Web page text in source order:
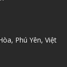
Phú Yên, Việt